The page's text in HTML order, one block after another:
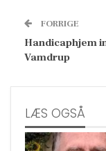
FORRIGE
Handicaphjem
Vamdrup
LÆS OGSÅ